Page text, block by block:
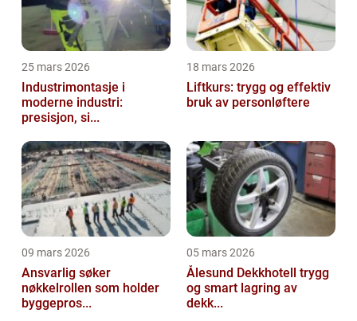
25 mars 2026
Industrimontasje i
moderne industri:
presisjon, si...
18 mars 2026
Liftkurs: trygg og effektiv
bruk av personløftere
09 mars 2026
Ansvarlig søker
nøkkelrollen som holder
byggepros...
05 mars 2026
Ålesund Dekkhotell trygg
og smart lagring av
dekk...